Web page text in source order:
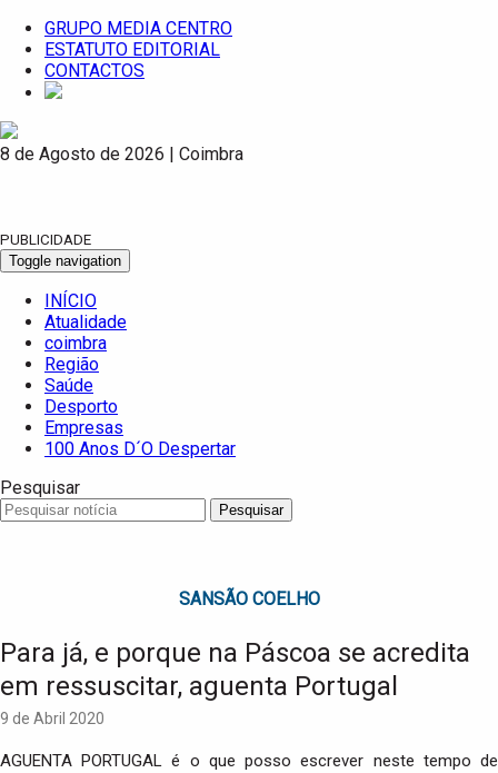
GRUPO MEDIA CENTRO
ESTATUTO EDITORIAL
CONTACTOS
8 de Agosto de 2026 | Coimbra
PUBLICIDADE
Toggle navigation
INÍCIO
Atualidade
coimbra
Região
Saúde
Desporto
Empresas
100 Anos D´O Despertar
Pesquisar
Pesquisar
SANSÃO COELHO
Para já, e porque na Páscoa se acredita
em ressuscitar, aguenta Portugal
9 de Abril 2020
AGUENTA PORTUGAL é o que posso escrever neste tempo de